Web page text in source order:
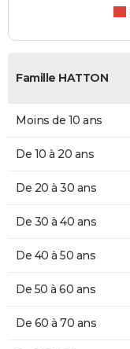
Famille HATTON
Moins de 10 ans
De 10 à 20 ans
De 20 à 30 ans
De 30 à 40 ans
De 40 à 50 ans
De 50 à 60 ans
De 60 à 70 ans